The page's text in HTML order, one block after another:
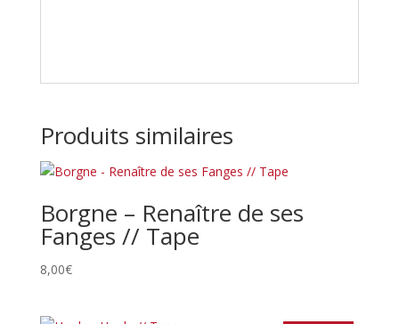
Produits similaires
Borgne – Renaître de ses
Fanges // Tape
8,00€